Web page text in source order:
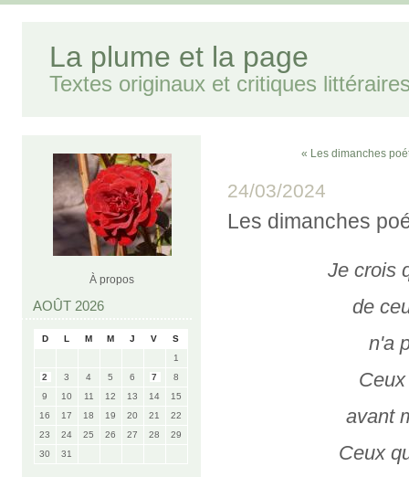
La plume et la page
Textes originaux et critiques
À propos
AOÛT 2026
D L M M J V
S
1
2
3 4 5 6 7
8
9
10 11 12 13 14
15
16
17 18 19 20 21
22
23
24 25 26 27 28
29
30
31
« Les dimanches
24/03/2024
Les dimanches
Je crois
de
n'a
avant
Ceux